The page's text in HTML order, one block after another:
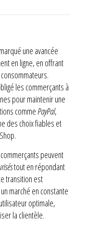
une avancée
en ligne, en offrant
les commerçants à
pour maintenir une
commePayPal,
des choix fiables et
peuvent
tout en répondant
transition est
marché en constante
optimale,
la clientèle.